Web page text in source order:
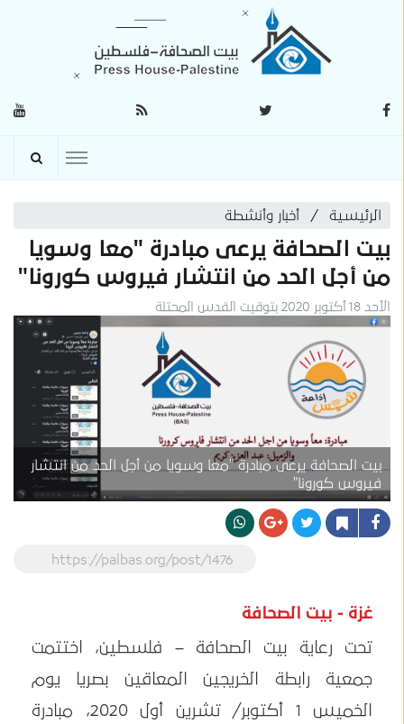
الرئيسية أخبار وأنشطة
بيت الصحافة يرعى مبادرة "معا وسويا
من أجل الحد من انتشار فيروس كورونا"
الأحد 18 أكتوبر 2020 بتوقيت القدس المحتلة
بيت الصحافة يرعى مبادرة "معا وسويا من أجل الحد من انتشار
فيروس كورونا"
https://palbas.org/post/1476
غزة - بيت الصحافة
تحت رعاية بيت الصحافة – فلسطين، اختتمت
جمعية رابطة الخريجين المعاقين بصريا يوم
الخميس 1 أكتوبر/ تشرين أول 2020، مبادرة